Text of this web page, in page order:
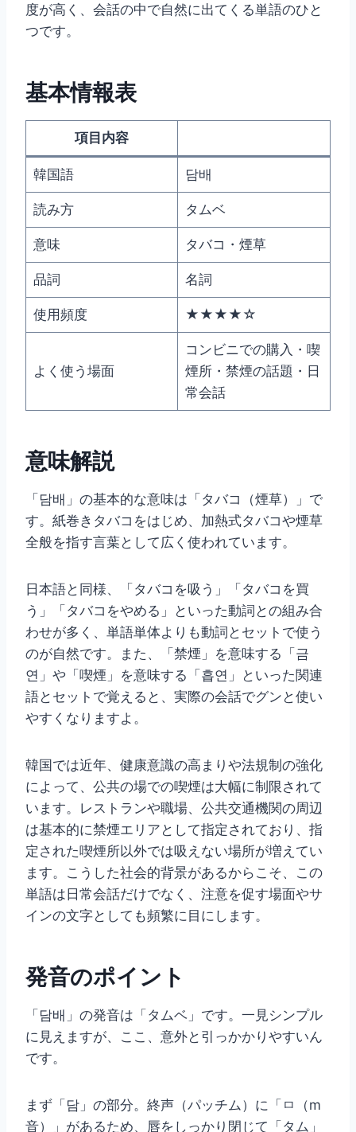
度が高く、会話の中で自然に出てくる単語のひと
つです。
基本情報表
項目内容
韓国語 담배
読み方 タムベ
意味 タバコ・煙草
品詞 名詞
使用頻度 ★★★★☆
よく使う場面
コンビニでの購入・喫
煙所・禁煙の話題・日
常会話
意味解説
「담배」の基本的な意味は「タバコ（煙草）」で
す。紙巻きタバコをはじめ、加熱式タバコや煙草
全般を指す言葉として広く使われています。
日本語と同様、「タバコを吸う」「タバコを買
う」「タバコをやめる」といった動詞との組み合
わせが多く、単語単体よりも動詞とセットで使う
のが自然です。また、「禁煙」を意味する「금
연」や「喫煙」を意味する「흡연」といった関連
語とセットで覚えると、実際の会話でグンと使い
やすくなりますよ。
韓国では近年、健康意識の高まりや法規制の強化
によって、公共の場での喫煙は大幅に制限されて
います。レストランや職場、公共交通機関の周辺
は基本的に禁煙エリアとして指定されており、指
定された喫煙所以外では吸えない場所が増えてい
ます。こうした社会的背景があるからこそ、この
単語は日常会話だけでなく、注意を促す場面やサ
インの文字としても頻繁に目にします。
発音のポイント
「담배」の発音は「タムベ」です。一見シンプル
に見えますが、ここ、意外と引っかかりやすいん
です。
まず「담」の部分。終声（パッチム）に「ㅁ（m
音）」があるため、唇をしっかり閉じて「タム」